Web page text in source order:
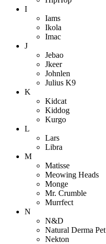
I
Iams
Ikola
Imac
J
Jebao
Jkeer
Johnlen
Julius K9
K
Kidcat
Kiddog
Kurgo
L
Lars
Libra
M
Matisse
Meowing Heads
Monge
Mr. Crumble
Murrfect
N
N&D
Natural Derma Pet
Nekton